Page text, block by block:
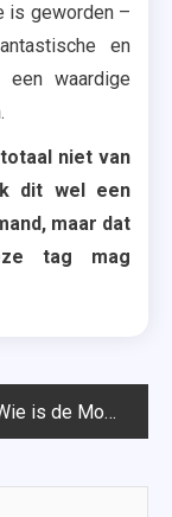
is geworden –
en
waardige
niet van
dit wel een
maar dat
tag mag
is de Mol 2017 – Thomas Cammaert?